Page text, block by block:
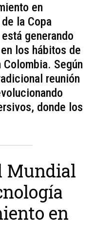
en
la Copa
generando
los hábitos de
Según
reunión
donde los
Mundial
en